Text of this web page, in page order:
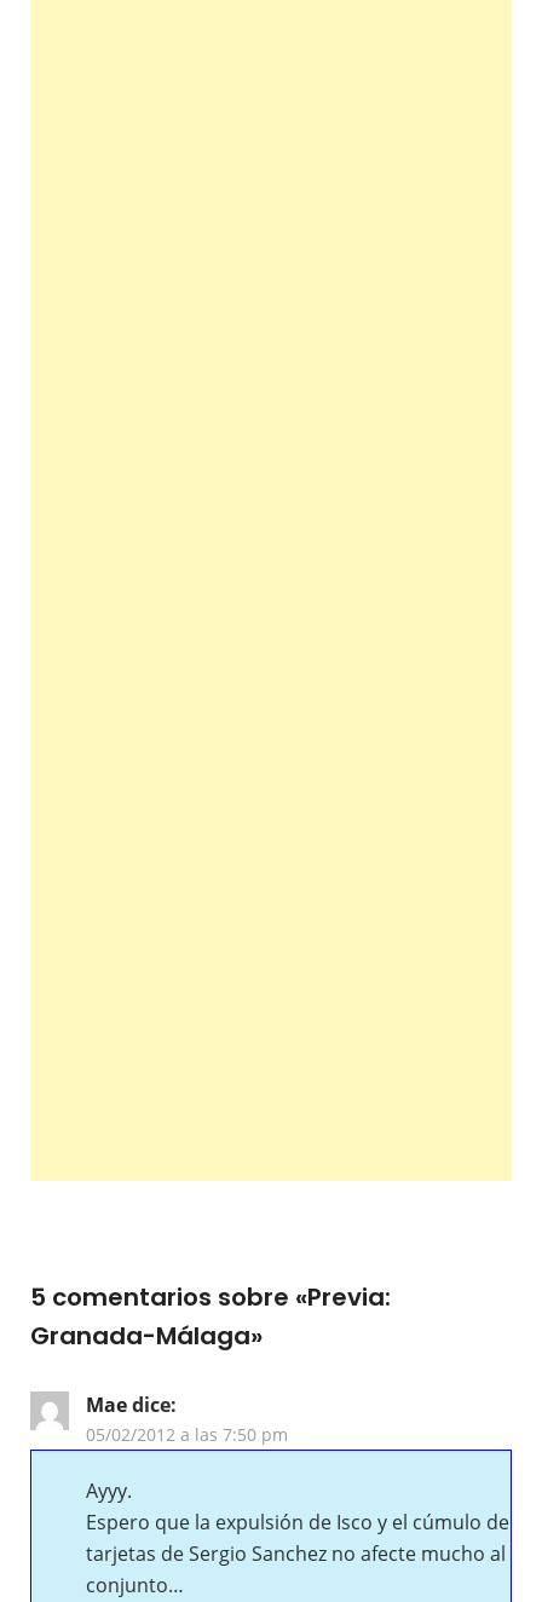
5 comentarios sobre «Previa:
Granada-Málaga»
Maedice:
05/02/2012 a las 7:50 pm
Ayyy.
Espero que la expulsión de Isco y el cúmulo de
tarjetas de Sergio Sanchez no afecte mucho al
conjunto…